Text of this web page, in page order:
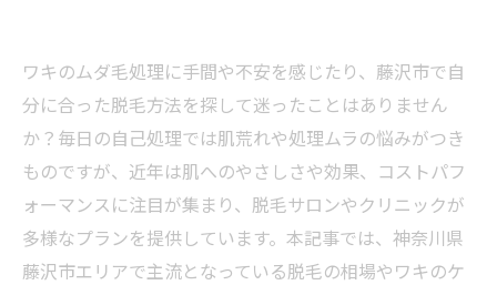
ワキのムダ毛処理に手間や不安を感じたり、藤沢市で自
分に合った脱毛方法を探して迷ったことはありません
か？毎日の自己処理では肌荒れや処理ムラの悩みがつき
ものですが、近年は肌へのやさしさや効果、コストパフ
ォーマンスに注目が集まり、脱毛サロンやクリニックが
多様なプランを提供しています。本記事では、神奈川県
藤沢市エリアで主流となっている脱毛の相場やワキのケ